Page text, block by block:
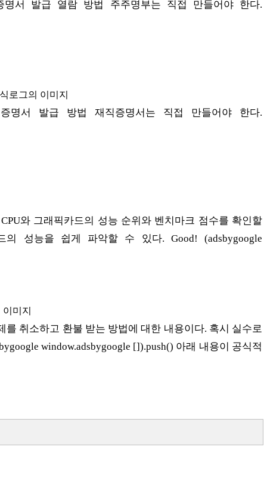
명서 발급 열람 방법 주주명부는 직접 만들어야 한다.
증명서 발급 방법 재직증명서는 직접 만들어야 한다.
와 그래픽카드의 성능 순위와 벤치마크 점수를 확인할
의 성능을 쉽게 파악할 수 있다. Good! (adsbygoogle
를 취소하고 환불 받는 방법에 대한 내용이다. 혹시 실수로
window.adsbygoogle []).push() 아래 내용이 공식적